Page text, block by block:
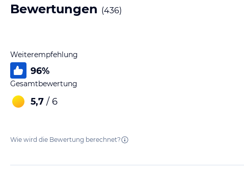
Bewertungen (436)
Weiterempfehlung
96%
Gesamtbewertung
5,7 / 6
Wie wird die Bewertung berechnet?